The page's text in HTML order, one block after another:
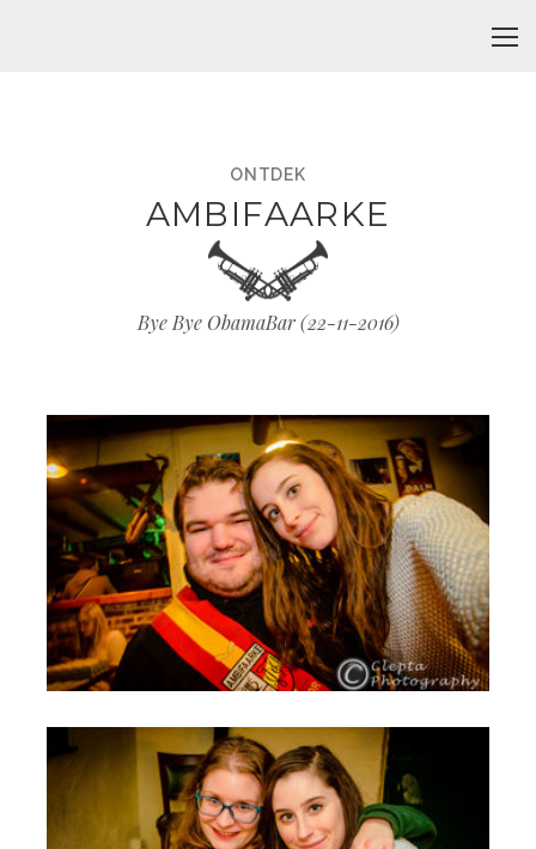
ONTDEK
AMBIFAARKE
Bye Bye ObamaBar (22-11-2016)